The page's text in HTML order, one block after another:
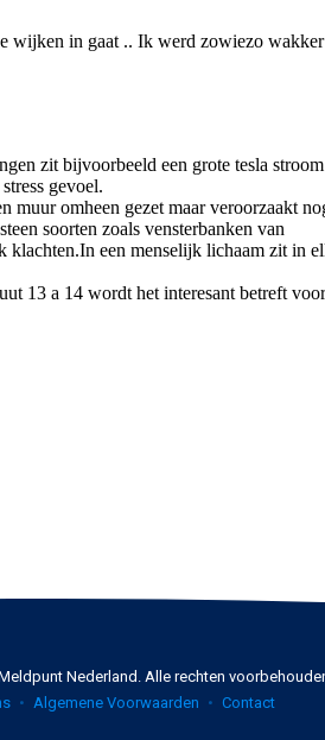
Nederland. Alle rechten
Algemene Voorwaarden Contact